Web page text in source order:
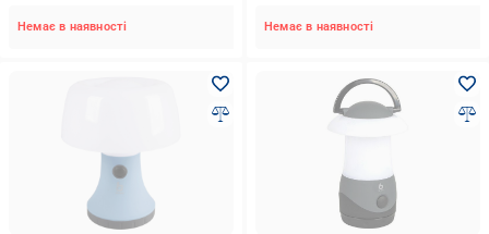
Немає в наявності Немає в наявності